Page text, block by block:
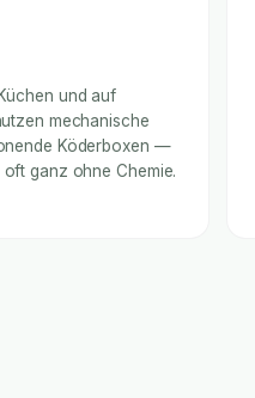
und auf
mechanische
Köderboxen —
ganz ohne Chemie.